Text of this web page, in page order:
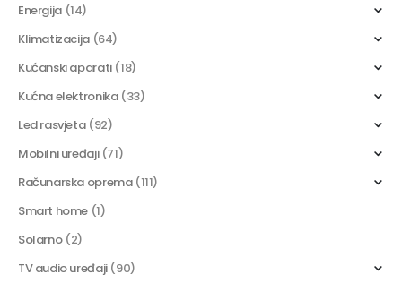
Energija (14)
Klimatizacija (64)
Kućanski aparati (18)
Kućna elektronika (33)
Led rasvjeta (92)
Mobilni uređaji (71)
Računarska oprema (111)
Smart home (1)
Solarno (2)
TV audio uređaji (90)